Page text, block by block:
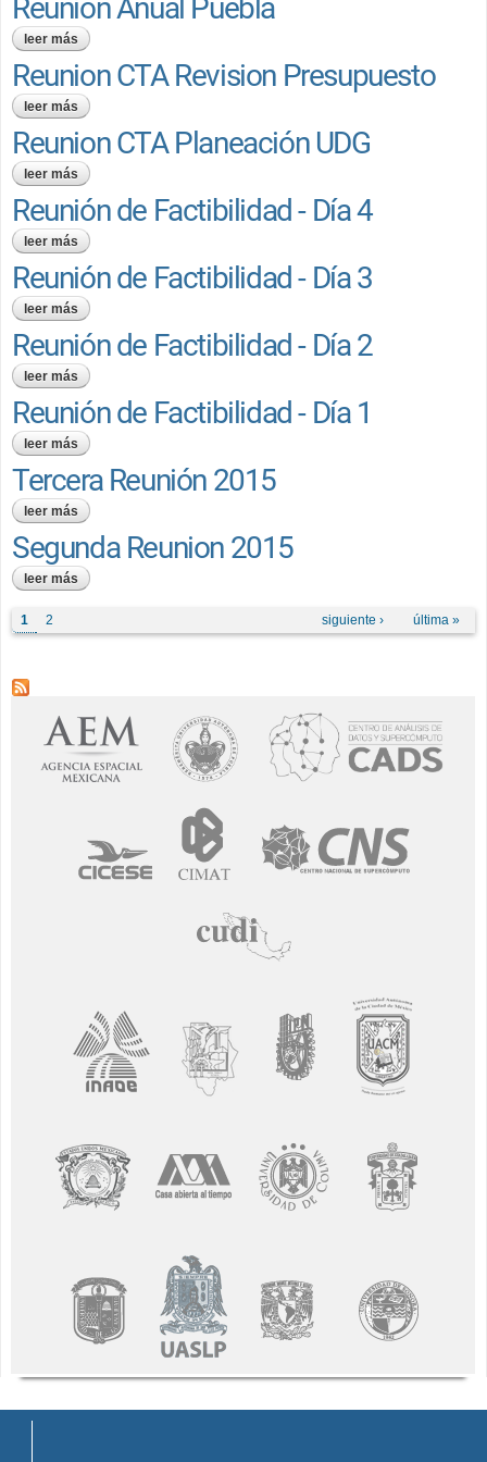
Reunion Anual Puebla
leer más sobre reunion anual puebla
Reunion CTA Revision Presupuesto
leer más sobre reunion cta revision presupuesto
Reunion CTA Planeación UDG
leer más sobre reunion cta planeación udg
Reunión de Factibilidad - Día 4
leer más sobre reunión de factibilidad - día 4
Reunión de Factibilidad - Día 3
leer más sobre reunión de factibilidad - día 3
Reunión de Factibilidad - Día 2
leer más sobre reunión de factibilidad - día 2
Reunión de Factibilidad - Día 1
leer más sobre reunión de factibilidad - día 1
Tercera Reunión 2015
leer más sobre tercera reunión 2015
Segunda Reunion 2015
leer más sobre segunda reunion 2015
Páginas
1 2 siguiente › última »